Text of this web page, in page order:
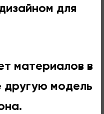
для
материалов в
другую модель